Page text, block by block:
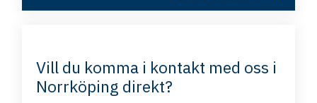
Vill du komma i kontakt med oss i
Norrköping direkt?